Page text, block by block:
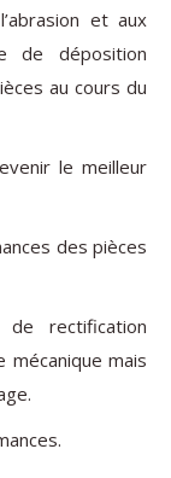
et aux
de déposition
au cours du
le meilleur
des pièces
rectification
mais